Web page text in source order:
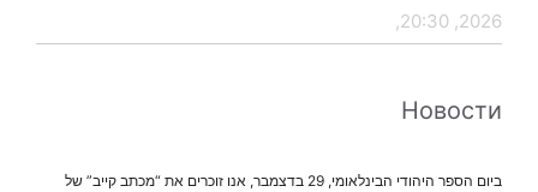
2026, 20:30,
Новости
ביום הספר היהודי הבינלאומי, 29 בדצמבר, אנו זוכרים את “מכתב קייב” של